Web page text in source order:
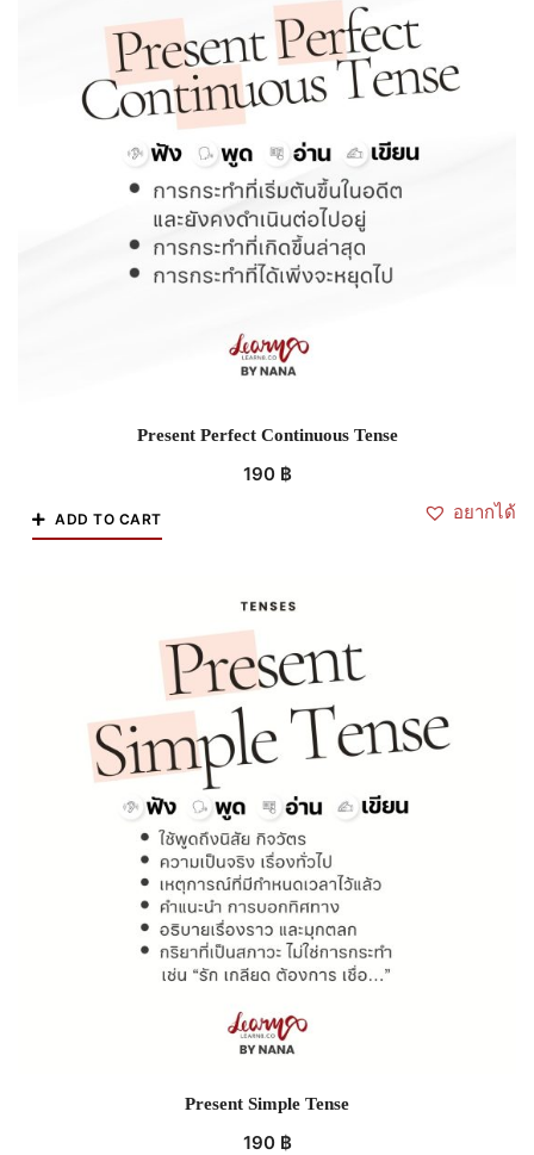
Present Perfect Continuous Tense
190 ฿
อยากได้
ADD TO CART
Present Simple Tense
190 ฿